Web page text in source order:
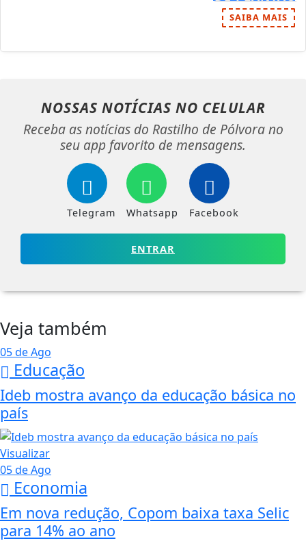
SAIBA MAIS
NOSSAS NOTÍCIAS NO CELULAR
Receba as notícias do Rastilho de Pólvora no
seu app favorito de mensagens.
Telegram Whatsapp Facebook
ENTRAR
Veja também
05 de Ago
Educação
Ideb mostra avanço da educação básica no
país
Visualizar
05 de Ago
Economia
Em nova redução, Copom baixa taxa Selic
para 14% ao ano